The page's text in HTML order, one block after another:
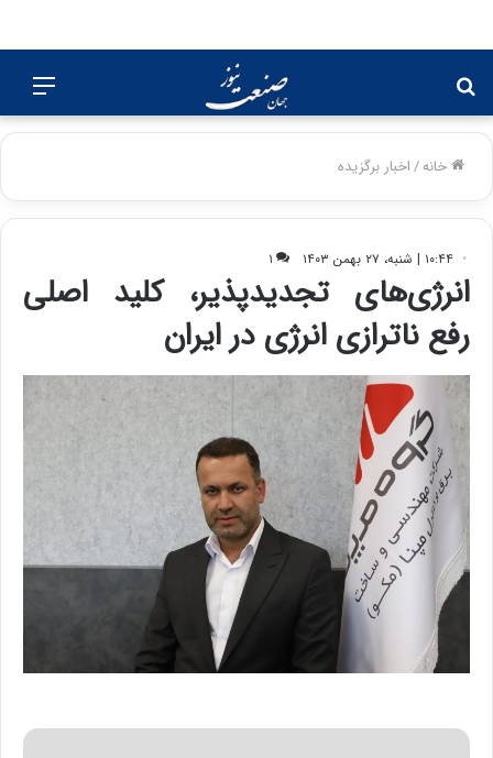
برای
خانه/اخبار برگزیده
۱۰:۴۴ | شنبه، ۲۷ بهمن ۱۴۰۳ ۱
انرژی‌های تجدیدپذیر، کلید اصلی
رفع ناترازی انرژی در ایران